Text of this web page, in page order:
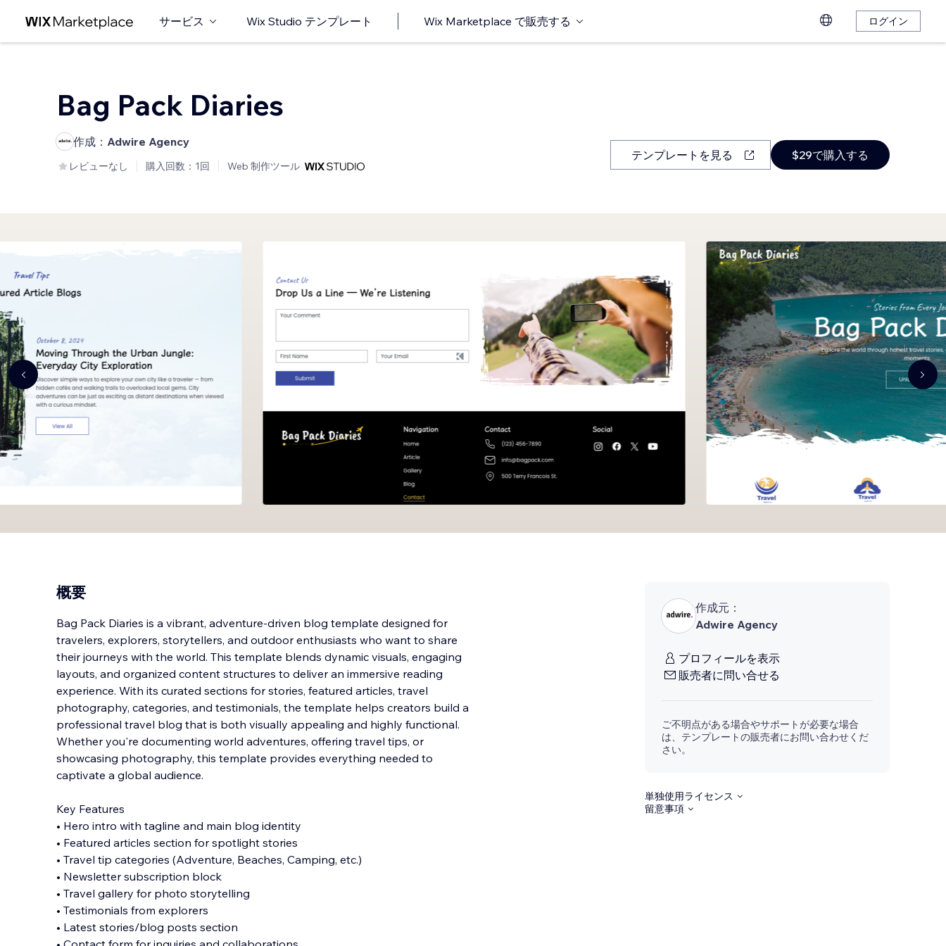
サービス Wix Studio テンプレート Wix Marketplace で販売する ログイン
Bag Pack Diaries
作成： Adwire Agency
レビューなし 購入回数：1回 Web 制作ツール
テンプレートを見る $29で購入する
概要
Bag Pack Diaries is a vibrant, adventure-driven blog template designed for
travelers, explorers, storytellers, and outdoor enthusiasts who want to share
their journeys with the world. This template blends dynamic visuals, engaging
layouts, and organized content structures to deliver an immersive reading
experience. With its curated sections for stories, featured articles, travel
photography, categories, and testimonials, the template helps creators build a
professional travel blog that is both visually appealing and highly functional.
Whether you're documenting world adventures, offering travel tips, or
showcasing photography, this template provides everything needed to
captivate a global audience.
Key Features
• Hero intro with tagline and main blog identity
• Featured articles section for spotlight stories
• Travel tip categories (Adventure, Beaches, Camping, etc.)
• Newsletter subscription block
• Travel gallery for photo storytelling
• Testimonials from explorers
• Latest stories/blog posts section
作成元：
Adwire Agency
プロフィールを表示
販売者に問い合せる
ご不明点がある場合やサポートが必要な場合
は、テンプレートの販売者にお問い合わせくだ
さい。
単独使用ライセンス
留意事項